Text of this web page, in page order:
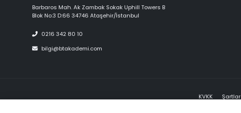
Barbaros Mah. Ak Zambak Sokak Uphill Towers B
Blok No:3 D:66 34746 Ataşehir/İstanbul
0216 342 80 10
bilgi@btakademi.com
KVKK